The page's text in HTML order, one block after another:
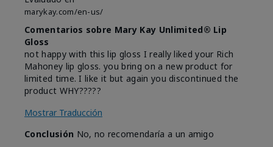
marykay.com/en-us/
Comentarios sobre Mary Kay Unlimited® Lip
Gloss
not happy with this lip gloss I really liked your Rich
Mahoney lip gloss. you bring on a new product for
limited time. I like it but again you discontinued the
product WHY?????
Mostrar Traducción
Conclusión No, no recomendaría a un amigo